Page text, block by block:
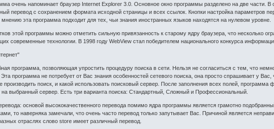
очень напоминает браузер Internet Explorer 3.0. Основное окно программы разделено на две части. В
перевод с сохранением формата исходной страницы и всех ссылок. Кнопки настройка параметров
эта программа подходит для тех, чьи знания иностранных языков находятся на нулевом уровне.
этой программы можно отметить сильную привязанность к старому ядру браузера, что несколько
современные технологии. В 1998 году WebView стал победителем национального конкурса
программа, позволяющая упростить процедуру поиска в сети. Нельзя не согласиться с тем, что
Эта программа не потребует от Вас знания особенностей сетевого поиска, она просто спрашивает у
производить поиск, и какой использовать поисковый сервер. После заполнения всех полей,
на выбранный сервер. Есть три варианта поиска: Стандартный, Сложный и Профессиональный.
основой высококачественного перевода помимо ядра программы является грамотно
то наверняка замечали, что очень часто перевод только запутывает Вас. Причиной является
отраслях слово store имеет различный перевод.